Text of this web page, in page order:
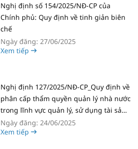
Nghị định số 154/2025/NĐ-CP của
Chính phủ: Quy định về tinh giản biên
chế
Ngày đăng: 27/06/2025
Xem tiếp
Nghị định 127/2025/NĐ-CP_Quy định về
phân cấp thẩm quyền quản lý nhà nước
trong lĩnh vực quản lý, sử dụng tài sản
công.
Ngày đăng: 24/06/2025
Xem tiếp